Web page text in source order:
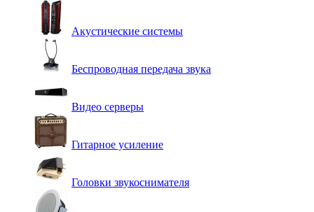
Акустические системы
Беспроводная передача звука
Видео серверы
Гитарное усиление
Головки звукоснимателя